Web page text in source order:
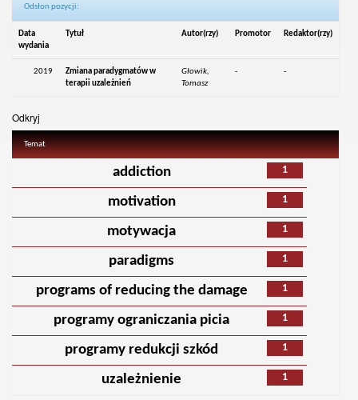
Odsłon pozycji:
Data
wydania
Tytuł Autor(rzy) Promotor Redaktor(rzy)
2019
Zmiana paradygmatów w
terapii uzależnień
Głowik,
Tomasz
- -
Odkryj
Temat
1
addiction
1
motivation
1
motywacja
1
paradigms
1
programs of reducing the damage
1
programy ograniczania picia
1
programy redukcji szkód
1
uzależnienie